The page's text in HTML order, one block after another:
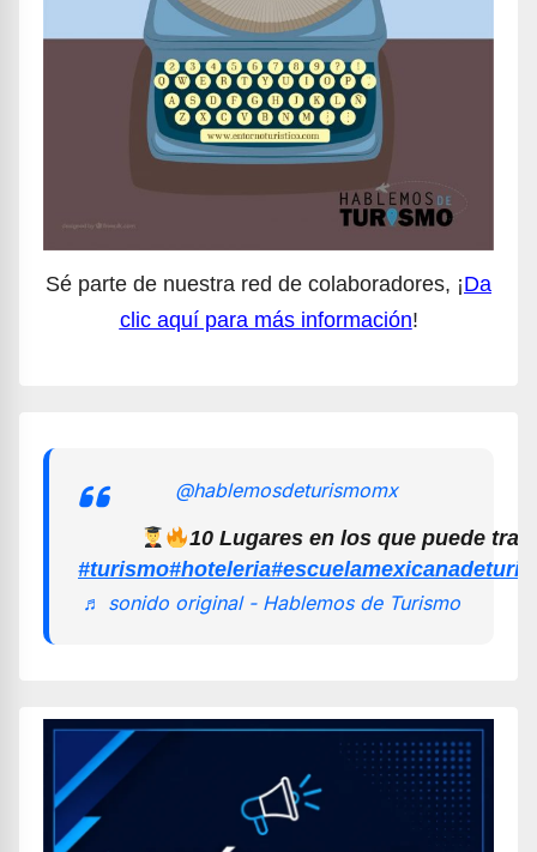
Sé parte de nuestra red de colaboradores, ¡Da
clic aquí para más información!
@hablemosdeturismomx
10 Lugares en los que puede
#turismo#hoteleria
♬ sonido original - Hablemos de Turismo